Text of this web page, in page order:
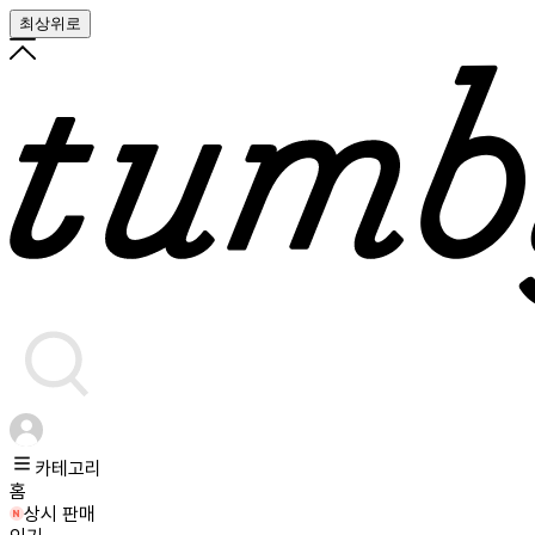
최상위로
카테고리
홈
상시 판매